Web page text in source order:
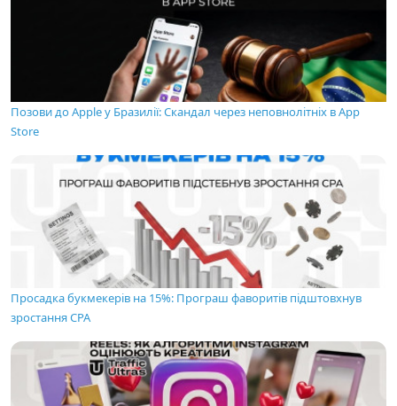
Позови до Apple у Бразилії: Скандал через неповнолітніх в App
Store
Просадка букмекерів на 15%: Програш фаворитів підштовхнув
зростання CPA